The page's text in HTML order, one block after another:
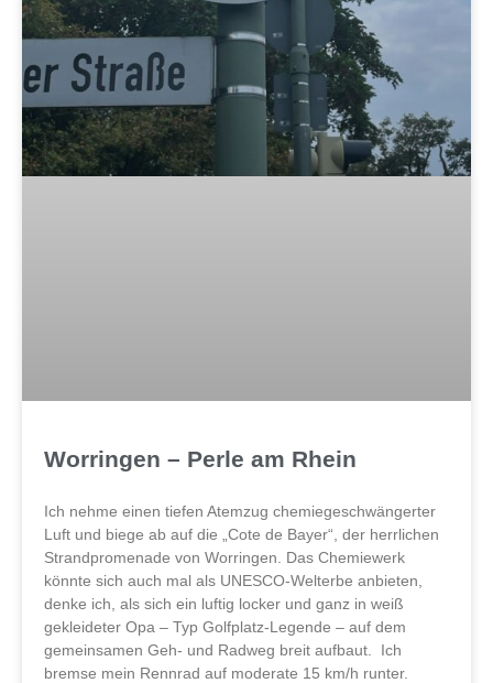
Worringen – Perle am Rhein
Ich nehme einen tiefen Atemzug chemiegeschwängerter
Luft und biege ab auf die „Cote de Bayer“, der herrlichen
Strandpromenade von Worringen. Das Chemiewerk
könnte sich auch mal als UNESCO-Welterbe anbieten,
denke ich, als sich ein luftig locker und ganz in weiß
gekleideter Opa – Typ Golfplatz-Legende – auf dem
gemeinsamen Geh- und Radweg breit aufbaut. Ich
bremse mein Rennrad auf moderate 15 km/h runter.